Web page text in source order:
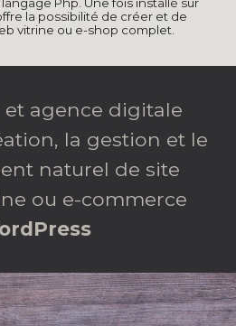
la possibilité de créer et de
vitrine ou e-shop complet.
et agence digitale
la gestion et le
naturel de site
ou e-commerce